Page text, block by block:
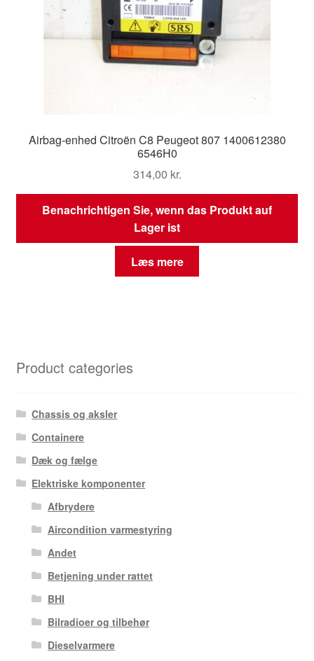
Airbag-enhed Citroën C8 Peugeot 807 1400612380
6546H0
314,00 kr.
Benachrichtigen Sie, wenn das Produkt auf
Lager ist
Læs mere
Product categories
Chassis og aksler
Containere
Dæk og fælge
Elektriske komponenter
Afbrydere
Aircondition varmestyring
Andet
Betjening under rattet
BHI
Bilradioer og tilbehør
Dieselvarmere